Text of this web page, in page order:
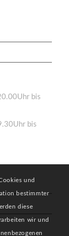
bis
bis
und
bestimmter
diese
wir und